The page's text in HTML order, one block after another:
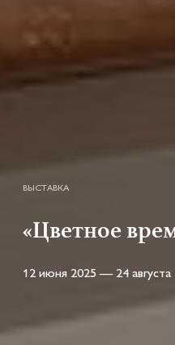
ВЫСТАВКА
«Цветное
12 июня 2025 — 24